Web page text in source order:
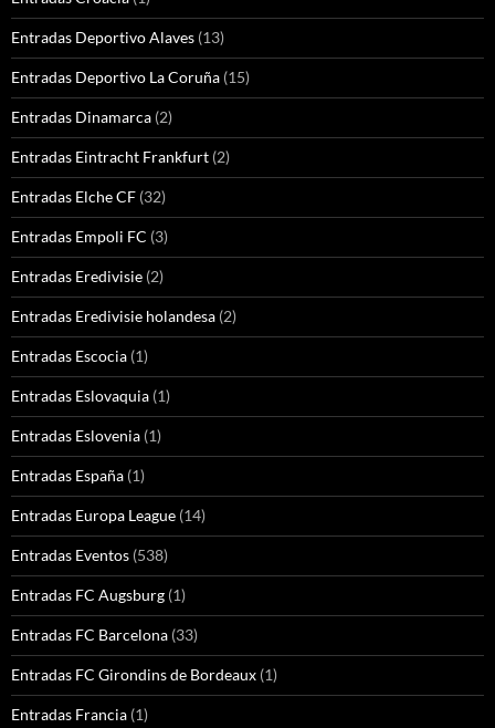
Entradas Deportivo Alaves (13)
Entradas Deportivo La Coruña (15)
Entradas Dinamarca (2)
Entradas Eintracht Frankfurt (2)
Entradas Elche CF (32)
Entradas Empoli FC (3)
Entradas Eredivisie (2)
Entradas Eredivisie holandesa (2)
Entradas Escocia (1)
Entradas Eslovaquia (1)
Entradas Eslovenia (1)
Entradas España (1)
Entradas Europa League (14)
Entradas Eventos (538)
Entradas FC Augsburg (1)
Entradas FC Barcelona (33)
Entradas FC Girondins de Bordeaux (1)
Entradas Francia (1)